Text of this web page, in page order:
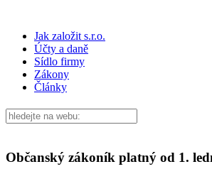
Jak založit s.r.o.
Účty a daně
Sídlo firmy
Zákony
Články
Občanský zákoník platný od 1.